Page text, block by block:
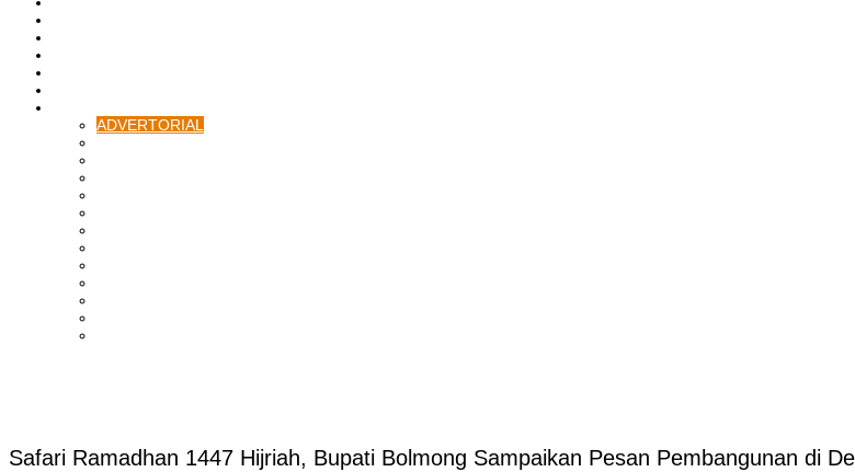
ADVERTORIAL
Safari Ramadhan 1447 Hijriah, Bupati Bolmong Sampaikan Pesan Pembangunan di